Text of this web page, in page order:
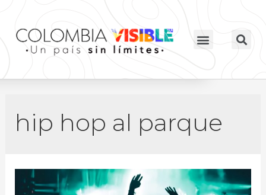
hip hop al parque